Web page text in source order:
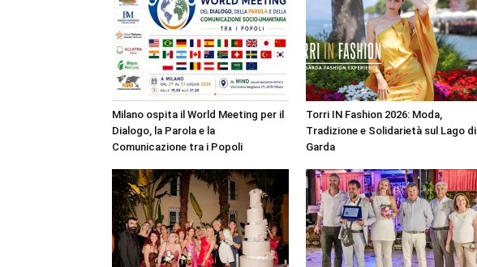
Milano ospita il World Meeting per il
Dialogo, la Parola e la
Comunicazione tra i Popoli
Torri IN Fashion 2026: Moda,
Tradizione e Solidarietà sul Lago di
Garda